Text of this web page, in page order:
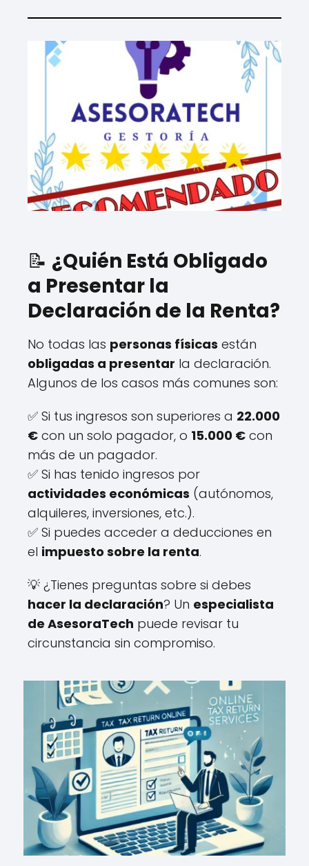
📝 ¿Quién Está Obligado
a Presentar la
Declaración de la Renta?
No todas las personas físicas están
obligadas a presentar la declaración.
Algunos de los casos más comunes son:
✅ Si tus ingresos son superiores a 22.000
€ con un solo pagador, o 15.000 € con
más de un pagador.
✅ Si has tenido ingresos por
actividades económicas (autónomos,
alquileres, inversiones, etc.).
✅ Si puedes acceder a deducciones en
el impuesto sobre la renta.
💡 ¿Tienes preguntas sobre si debes
hacer la declaración? Un especialista
de AsesoraTech puede revisar tu
circunstancia sin compromiso.